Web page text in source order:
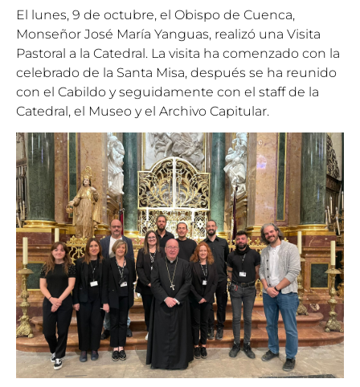
El lunes, 9 de octubre, el Obispo de Cuenca,
Monseñor José María Yanguas, realizó una Visita
Pastoral a la Catedral. La visita ha comenzado con la
celebrado de la Santa Misa, después se ha reunido
con el Cabildo y seguidamente con el staff de la
Catedral, el Museo y el Archivo Capitular.